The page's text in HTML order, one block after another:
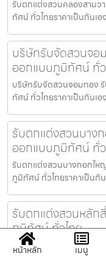
รับตกแต่งสวนคลองสาม
ทัศน์ ทั่วไทยราคาเป็นกันเ
บริษัทรับจัดสวนจอ
ออกแบบภูมิทัศน์ ทั่
บริษัทรับจัดสวนจอมทอง
ทัศน์ ทั่วไทยราคาเป็นกันเ
รับตกแต่งสวนบาง
ออกแบบภูมิทัศน์ ทั่
รับตกแต่งสวนบางกอกใ
ภูมิทัศน์ ทั่วไทยราคาเป็นกั
รับตกแต่งสวนหลัก
ภูมิทัศน์ ทั่วไทย
รับตกแต่งสวนหลักสี่ รับจั
หน้าหลัก เมนู